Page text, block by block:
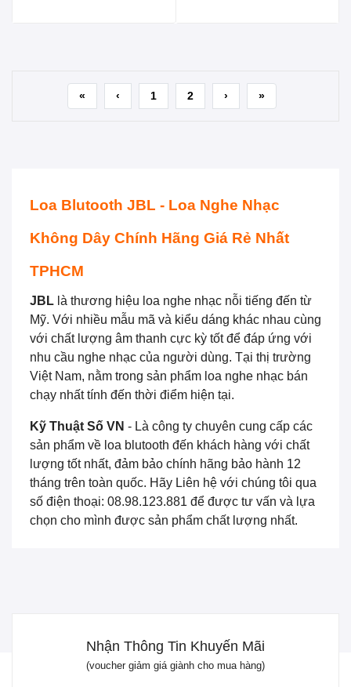
« ‹ 1 2 › »
Loa Blutooth JBL - Loa Nghe Nhạc
Không Dây Chính Hãng Giá Rẻ Nhất
TPHCM
JBL là thương hiệu loa nghe nhạc nỗi tiếng đến từ
Mỹ. Với nhiều mẫu mã và kiểu dáng khác nhau cùng
với chất lượng âm thanh cực kỳ tốt để đáp ứng với
nhu cầu nghe nhạc của người dùng. Tại thị trường
Việt Nam, nằm trong sản phẩm loa nghe nhạc bán
chạy nhất tính đến thời điểm hiện tại.
Kỹ Thuật Số VN - Là công ty chuyên cung cấp các
sản phẩm về loa blutooth đến khách hàng với chất
lượng tốt nhất, đảm bảo chính hãng bảo hành 12
tháng trên toàn quốc. Hãy Liên hệ với chúng tôi qua
số điện thoại: 08.98.123.881 để được tư vấn và lựa
chọn cho mình được sản phẩm chất lượng nhất.
Nhận Thông Tin Khuyến Mãi
(voucher giảm giá giành cho mua hàng)